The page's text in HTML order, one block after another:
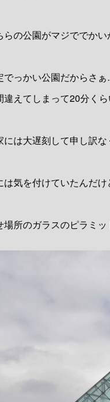
らの公園がマジででか
でっかい公園だからさ
違えてしまって20分く
には大遅刻して申し訳な
気を付けていたんだけ
所のガラスのピラミッ